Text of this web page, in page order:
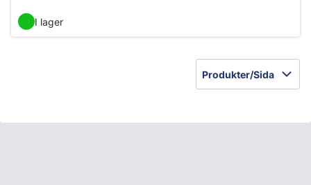
I lager
Produkter/Sida